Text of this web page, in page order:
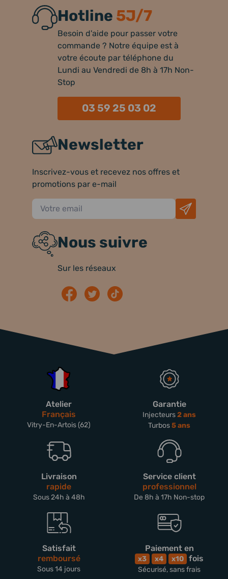
Hotline 5J/7
Besoin d'aide pour passer votre
commande ? Notre équipe est à
votre écoute par téléphone du
Lundi au Vendredi de 8h à 17h Non-
Stop
03 59 25 03 02
Newsletter
Inscrivez-vous et recevez nos offres et
promotions par e-mail
Nous suivre
Sur les réseaux
Atelier
Français
Vitry-En-Artois (62)
Garantie
Injecteurs2 ans
Turbos5 ans
Livraison
rapide
Sous 24h à 48h
Service client
professionnel
De 8h à 17h Non-stop
Satisfait
remboursé
Sous 14 jours
Paiement en
x3 x4 x10 fois
Sécurisé, sans frais